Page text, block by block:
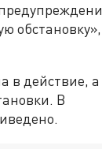
в действие, а
В